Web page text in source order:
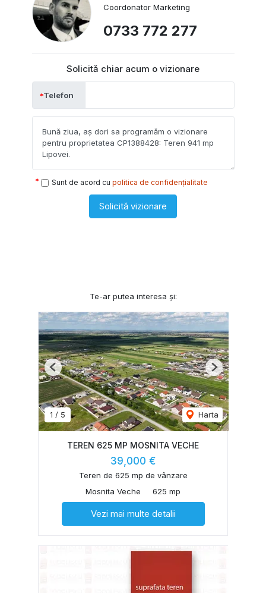
Coordonator Marketing
0733 772 277
Solicită chiar acum o vizionare
Telefon
Sunt de acord cu politica de confidențialitate
Solicită vizionare
Te-ar putea interesa și:
1 / 5 Harta
Previous Next
TEREN 625 MP MOSNITA VECHE
39,000 €
Teren de 625 mp de vânzare
Mosnita Veche
625 mp
Vezi mai multe detalii